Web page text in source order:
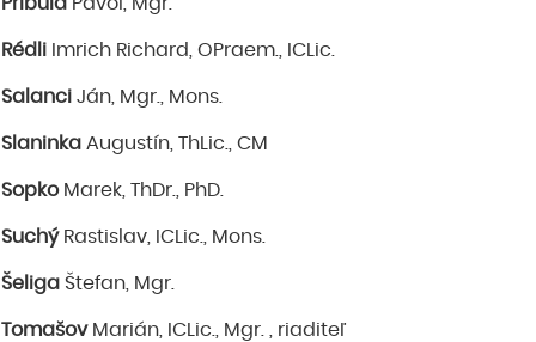
Pribula Pavol, Mgr.
Rédli Imrich Richard, OPraem., ICLic.
Salanci Ján, Mgr., Mons.
Slaninka Augustín, ThLic., CM
SopkoMarek, ThDr., PhD.
SuchýRastislav, ICLic., Mons.
Šeliga Štefan, Mgr.
TomašovMarián, ICLic., Mgr. , riaditeľ